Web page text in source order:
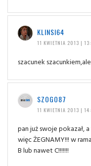
KLINSI64
11 KWIETNIA 2013 |
szacunek
SZOGO87
11 KWIETNIA 2013 |
pan już swoje pokazał,
więc ŻEGNAMY!!! w
B lub nawet C!!!!!!!